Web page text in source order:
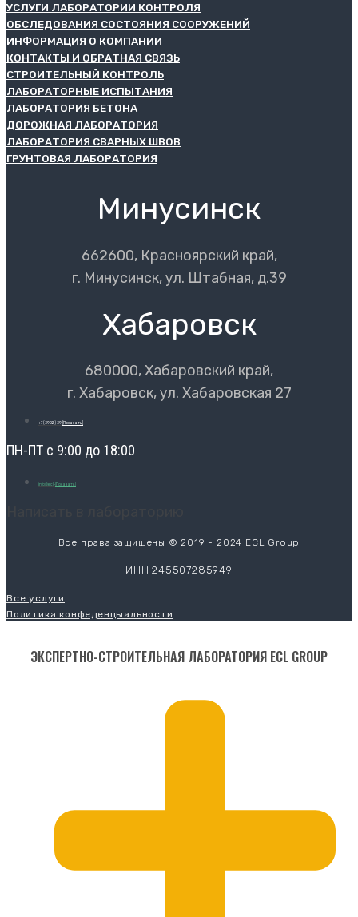
УСЛУГИ ЛАБОРАТОРИИ КОНТРОЛЯ
ОБСЛЕДОВАНИЯ СОСТОЯНИЯ СООРУЖЕНИЙ
ИНФОРМАЦИЯ О КОМПАНИИ
КОНТАКТЫ И ОБРАТНАЯ СВЯЗЬ
СТРОИТЕЛЬНЫЙ КОНТРОЛЬ
ЛАБОРАТОРНЫЕ ИСПЫТАНИЯ
ЛАБОРАТОРИЯ БЕТОНА
ДОРОЖНАЯ ЛАБОРАТОРИЯ
ЛАБОРАТОРИЯ СВАРНЫХ ШВОВ
ГРУНТОВАЯ ЛАБОРАТОРИЯ
Минусинск
662600, Красноярский край,
г. Минусинск, ул. Штабная, д.39
Хабаровск
680000, Хабаровский край,
г. Хабаровск, ул. Хабаровская 27
+7 (3902) 39 [Показать]
ПН-ПТ с 9:00 до 18:00
info@ecl- [Показать]
Все права защищены © 2019 - 2024 ECL Group
ИНН 245507285949
Все услуги
Политика конфеденцыальности
ЭКСПЕРТНО-СТРОИТЕЛЬНАЯ ЛАБОРАТОРИЯ ECL GROUP